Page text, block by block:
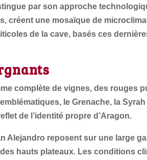
par son approche
créent une mosaïque de
de la cave, basés ces
complète de vignes, des rouges
le Grenache, la
de l’identité propre d’Aragon.
Alejandro reposent sur une large
hauts plateaux. Les conditions